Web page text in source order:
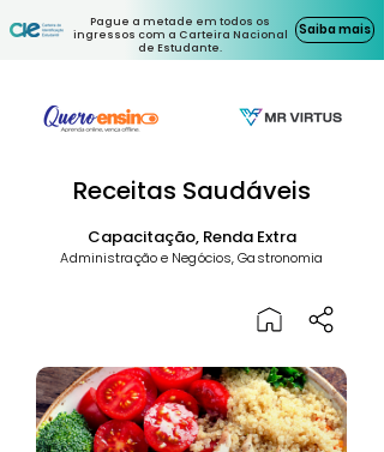
Pague a metade em todos os
ingressos com a Carteira Nacional
de Estudante.
Saiba mais
Receitas Saudáveis
Capacitação, Renda Extra
Administração e Negócios, Gastronomia